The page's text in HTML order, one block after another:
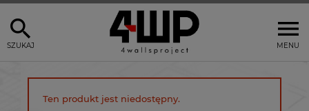
MENU
SZUKAJ
Ten produkt jest niedostępny.